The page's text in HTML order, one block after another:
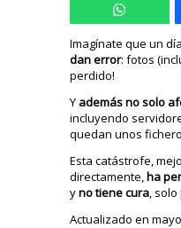
Imagínate que un
dan error: fotos
perdido!
Y además no solo
incluyendo
quedan unos
Esta catástrofe,
directamente,ha
yno tiene cura,
Actualizado en